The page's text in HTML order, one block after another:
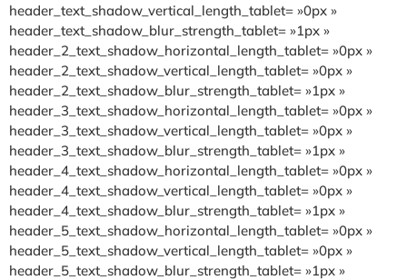
header_text_shadow_vertical_length_tablet= »0px »
header_text_shadow_blur_strength_tablet= »1px »
header_2_text_shadow_horizontal_length_tablet= »0px »
header_2_text_shadow_vertical_length_tablet= »0px »
header_2_text_shadow_blur_strength_tablet= »1px »
header_3_text_shadow_horizontal_length_tablet= »0px »
header_3_text_shadow_vertical_length_tablet= »0px »
header_3_text_shadow_blur_strength_tablet= »1px »
header_4_text_shadow_horizontal_length_tablet= »0px »
header_4_text_shadow_vertical_length_tablet= »0px »
header_4_text_shadow_blur_strength_tablet= »1px »
header_5_text_shadow_horizontal_length_tablet= »0px »
header_5_text_shadow_vertical_length_tablet= »0px »
header_5_text_shadow_blur_strength_tablet= »1px »